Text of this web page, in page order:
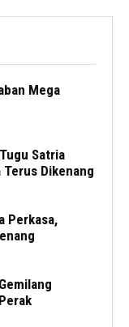
Mega
Satria
Terus Dikenang
Perkasa,